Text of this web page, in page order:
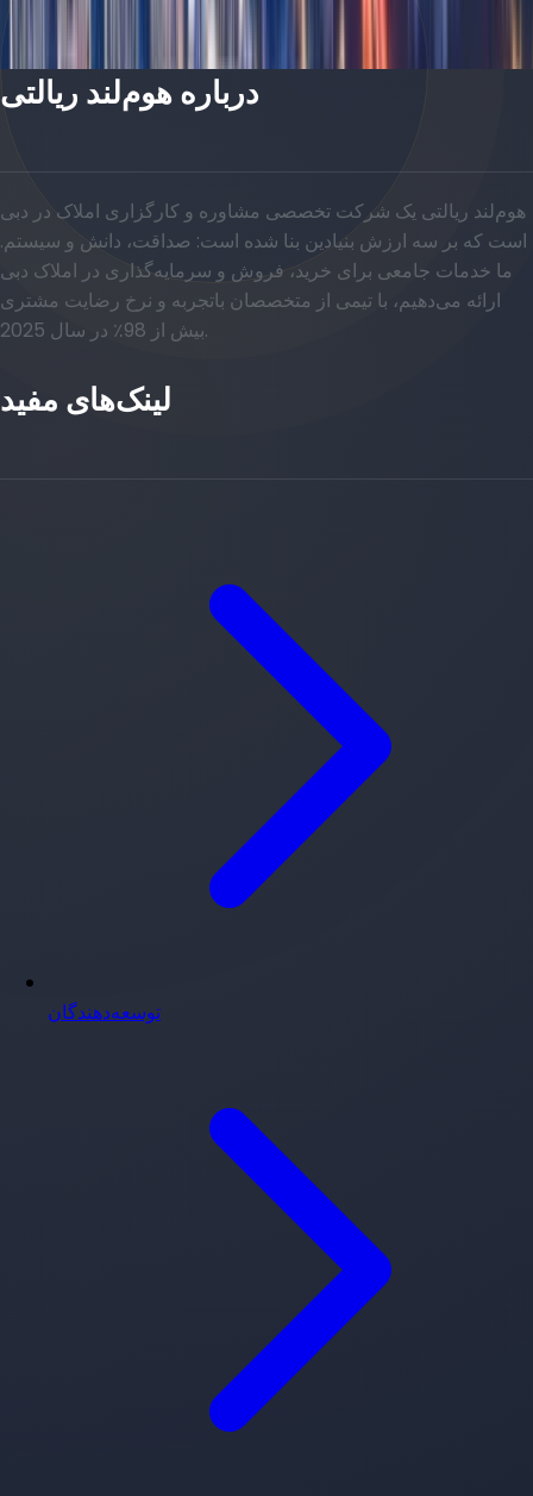
درباره هوم‌لند ریالتی
هوم‌لند ریالتی یک شرکت تخصصی مشاوره و کارگزاری املاک در دبی
است که بر سه ارزش بنیادین بنا شده است: صداقت، دانش و سیستم.
ما خدمات جامعی برای خرید، فروش و سرمایه‌گذاری در املاک دبی
ارائه می‌دهیم، با تیمی از متخصصان باتجربه و نرخ رضایت مشتری
بیش از 98٪ در سال 2025.
لینک‌های مفید
توسعه‌دهندگان